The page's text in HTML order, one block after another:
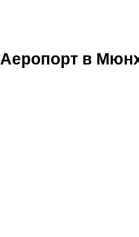
Аеропорт в